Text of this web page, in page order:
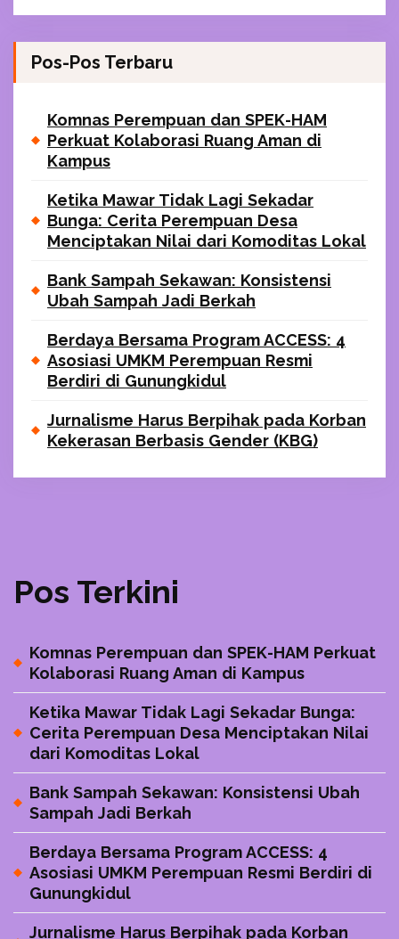
Pos-Pos Terbaru
Komnas Perempuan dan SPEK-HAM
Perkuat Kolaborasi Ruang Aman di
Kampus
Ketika Mawar Tidak Lagi Sekadar
Bunga: Cerita Perempuan Desa
Menciptakan Nilai dari Komoditas Lokal
Bank Sampah Sekawan: Konsistensi
Ubah Sampah Jadi Berkah
Berdaya Bersama Program ACCESS: 4
Asosiasi UMKM Perempuan Resmi
Berdiri di Gunungkidul
Jurnalisme Harus Berpihak pada Korban
Kekerasan Berbasis Gender (KBG)
Pos Terkini
Komnas Perempuan dan SPEK-HAM Perkuat
Kolaborasi Ruang Aman di Kampus
Ketika Mawar Tidak Lagi Sekadar Bunga:
Cerita Perempuan Desa Menciptakan Nilai
dari Komoditas Lokal
Bank Sampah Sekawan: Konsistensi Ubah
Sampah Jadi Berkah
Berdaya Bersama Program ACCESS: 4
Asosiasi UMKM Perempuan Resmi Berdiri di
Gunungkidul
Jurnalisme Harus Berpihak pada Korban